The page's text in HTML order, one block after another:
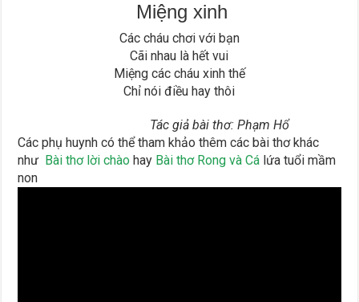
Miệng xinh
Các cháu chơi với bạn
Cãi nhau là hết vui
Miệng các cháu xinh thế
Chỉ nói điều hay thôi
Tác giả bài thơ: Phạm Hổ
Các phụ huynh có thể tham khảo thêm các bài thơ khác
như Bài thơ lời chào hay Bài thơ Rong và Cá lứa tuổi mầm
non